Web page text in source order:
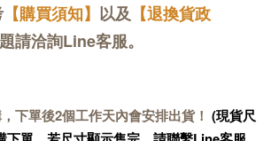
【購買須知】 以及 【退換貨政
請洽詢Line客服。
下單後2個工作天內會安排出貨！ (現貨尺